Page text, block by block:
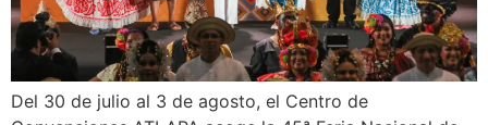
Del 30 de julio al 3 de agosto, el Centro de